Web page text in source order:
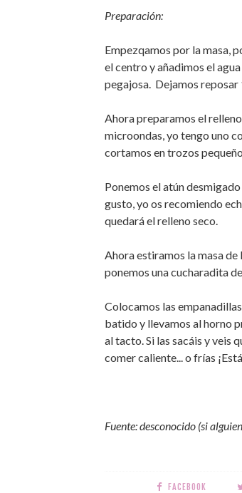
Preparación:
Empezqamos por la masa,
el centro y añadimos el
pegajosa. Dejamos reposar
Ahora preparamos el
microondas, yo tengo uno
cortamos en trozos
Ponemos el atún
gusto, yo os recomiendo
quedará el relleno seco.
Ahora estiramos la masa
ponemos una cucharadita
Colocamos las
batido y llevamos al horno
al tacto. Si las sacáis y veis
comer caliente... o frías
Fuente: desconocido (si
FACEBOOK